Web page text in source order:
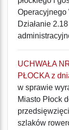
Operacyjnego
Działanie
UCHWAŁA
PŁOCKA z
w sprawie
Miasto Płock
szlaków